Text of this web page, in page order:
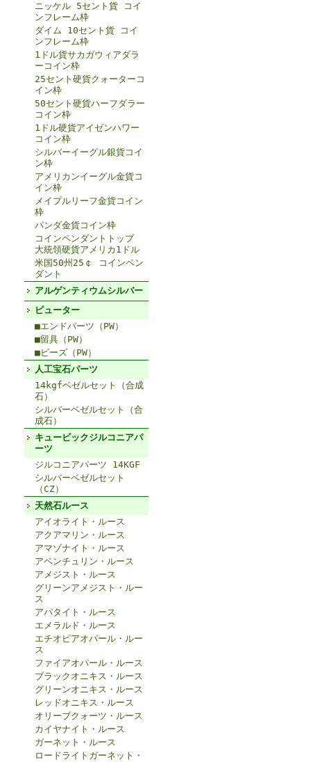
ニッケル 5セント貨 コイ
ンフレーム枠
ダイム 10セント貨 コイ
ンフレーム枠
1ドル貨サカガウィアダラ
ーコイン枠
25セント硬貨クォーターコ
イン枠
50セント硬貨ハーフダラー
コイン枠
1ドル硬貨アイゼンハワー
コイン枠
シルバーイーグル銀貨コイ
ン枠
アメリカンイーグル金貨コ
イン枠
メイプルリーフ金貨コイン
枠
パンダ金貨コイン枠
コインペンダントトップ
大統領硬貨アメリカ1ドル
米国50州25￠ コインペン
ダント
アルゲンティウムシルバー
ピューター
■エンドパーツ（PW）
■留具（PW）
■ビーズ（PW）
人工宝石パーツ
14kgfベゼルセット（合成
石）
シルバーベゼルセット（合
成石）
キュービックジルコニアパ
ーツ
ジルコニアパーツ 14KGF
シルバーベゼルセット
（CZ）
天然石ルース
アイオライト・ルース
アクアマリン・ルース
アマゾナイト・ルース
アベンチュリン・ルース
アメジスト・ルース
グリーンアメジスト・ルー
ス
アパタイト・ルース
エメラルド・ルース
エチオピアオパール・ルー
ス
ファイアオパール・ルース
ブラックオニキス・ルース
グリーンオニキス・ルース
レッドオニキス・ルース
オリーブクォーツ・ルース
カイヤナイト・ルース
ガーネット・ルース
ロードライトガーネット・